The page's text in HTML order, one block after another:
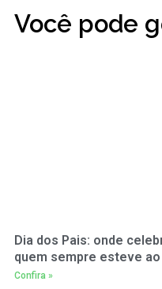
Você pode
Dia dos Pais: onde
quem sempre esteve
Confira »